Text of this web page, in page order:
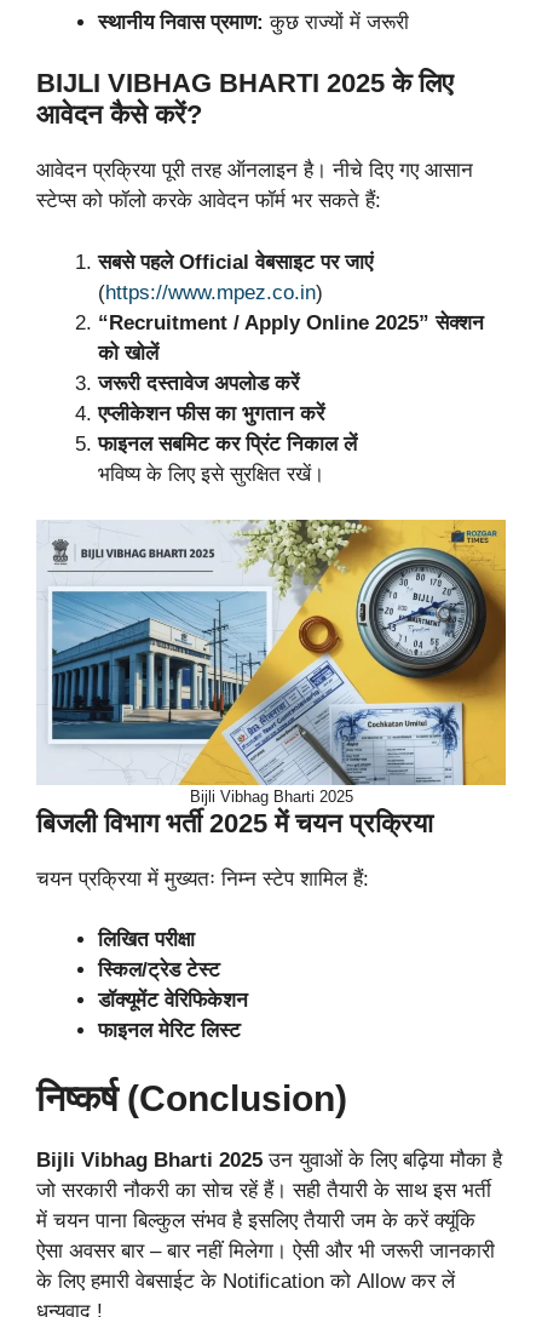
स्थानीय निवास प्रमाण: कुछ राज्यों में जरूरी
BIJLI VIBHAG BHARTI 2025 के लिए
आवेदन कैसे करें?
आवेदन प्रक्रिया पूरी तरह ऑनलाइन है। नीचे दिए गए आसान
स्टेप्स को फॉलो करके आवेदन फॉर्म भर सकते हैं:
सबसे पहले Official वेबसाइट पर जाएं
(https://www.mpez.co.in)
“Recruitment / Apply Online 2025” सेक्शन
को खोलें
जरूरी दस्तावेज अपलोड करें
एप्लीकेशन फीस का भुगतान करें
फाइनल सबमिट कर प्रिंट निकाल लें
भविष्य के लिए इसे सुरक्षित रखें।
Bijli Vibhag Bharti 2025
बिजली विभाग भर्ती 2025 में चयन प्रक्रिया
चयन प्रक्रिया में मुख्यतः निम्न स्टेप शामिल हैं:
लिखित परीक्षा
स्किल/ट्रेड टेस्ट
डॉक्यूमेंट वेरिफिकेशन
फाइनल मेरिट लिस्ट
निष्कर्ष (Conclusion)
Bijli Vibhag Bharti 2025 उन युवाओं के लिए बढ़िया मौका है
जो सरकारी नौकरी का सोच रहें हैं। सही तैयारी के साथ इस भर्ती
में चयन पाना बिल्कुल संभव है इसलिए तैयारी जम के करें क्यूंकि
ऐसा अवसर बार – बार नहीं मिलेगा। ऐसी और भी जरूरी जानकारी
के लिए हमारी वेबसाईट के Notification को Allow कर लें
धन्यवाद !